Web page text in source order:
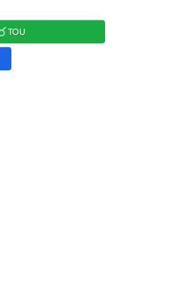
TOU